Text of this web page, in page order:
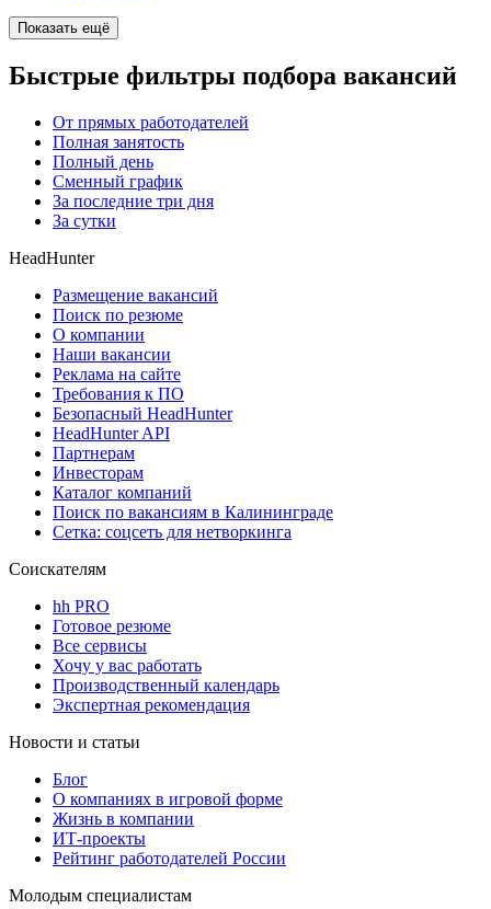
Показать ещё
Быстрые фильтры подбора вакансий
От прямых работодателей
Полная занятость
Полный день
Сменный график
За последние три дня
За сутки
HeadHunter
Размещение вакансий
Поиск по резюме
О компании
Наши вакансии
Реклама на сайте
Требования к ПО
Безопасный HeadHunter
HeadHunter API
Партнерам
Инвесторам
Каталог компаний
Поиск по вакансиям в Калининграде
Сетка: соцсеть для нетворкинга
Соискателям
hh PRO
Готовое резюме
Все сервисы
Хочу у вас работать
Производственный календарь
Экспертная рекомендация
Новости и статьи
Блог
О компаниях в игровой форме
Жизнь в компании
ИТ-проекты
Рейтинг работодателей России
Молодым специалистам